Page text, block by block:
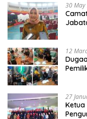
30
12
27
Ketua